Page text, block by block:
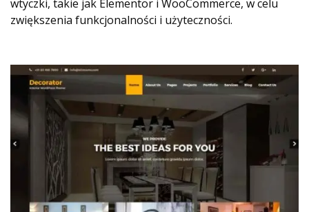
wtyczki, takie jak Elementor i WooCommerce, w celu
zwiększenia funkcjonalności i użyteczności.